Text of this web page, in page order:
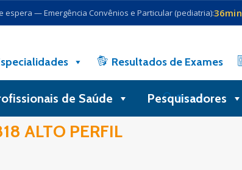
espera — Emergência Convênios e Particular (pediatria):36min
Resultados de Exames
Busca
de Saúde Pesquisadores
ALTO PERFIL